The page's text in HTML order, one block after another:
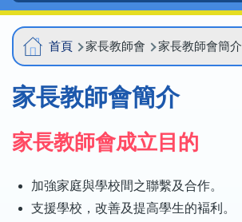
Main
navigation
導
航
連
首頁 家長教師會 家長教師會簡介
家長教師會簡介
家長教師會成立目的
加強家庭與學校間之聯繫及合作。
支援學校，改善及提高學生的褔利。